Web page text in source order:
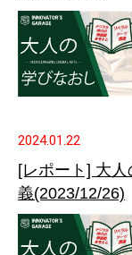
2024.01.22
[レポート] 大
義(2023/12/26)